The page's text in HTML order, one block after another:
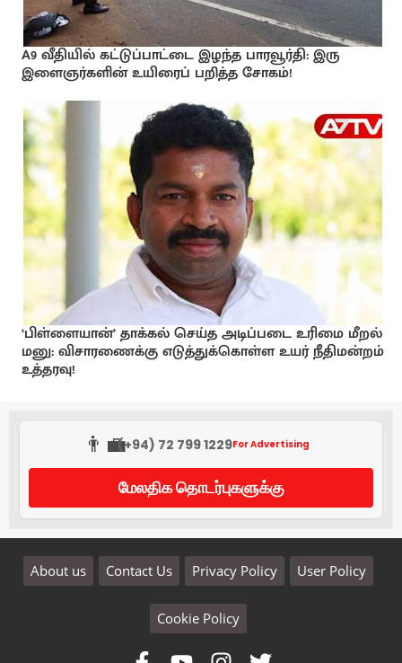
A9 வீதியில் கட்டுப்பாட்டை இழந்த பாரவூர்தி: இரு
இளைஞர்களின் உயிரைப் பறித்த சோகம்!
‘பிள்ளையான்’ தாக்கல் செய்த அடிப்படை உரிமை மீறல்
மனு: விசாரணைக்கு எடுத்துக்கொள்ள உயர் நீதிமன்றம்
உத்தரவு!
👨‍💼(+94) 72 799 1229For Advertising
மேலதிக தொடர்புகளுக்கு
About us Contact Us Privacy Policy User Policy
Cookie Policy